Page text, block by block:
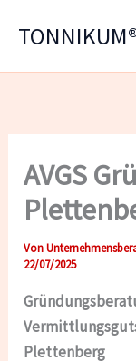
Inhalt
AVGS
Von
22/07/2025
Plettenberg